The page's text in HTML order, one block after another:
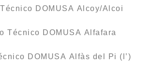
DOMUSA Alcoy/Alcoi
Técnico DOMUSA Alfafara
DOMUSA Alfàs del Pi (l’)